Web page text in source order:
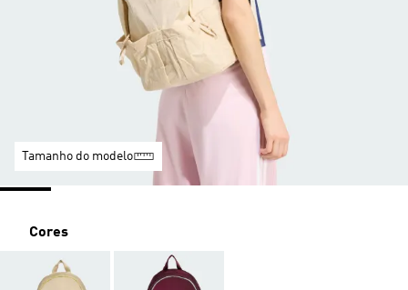
Tamanho do modelo
Cores